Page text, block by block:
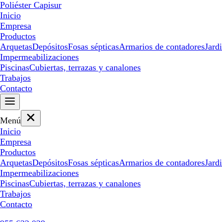
Poliéster Capisur
Inicio
Empresa
Productos
ArquetasDepósitosFosas sépticasArmarios de contadores
Impermeabilizaciones
PiscinasCubiertas, terrazas y canalones
Trabajos
Contacto
Menú
Inicio
Empresa
Productos
ArquetasDepósitosFosas sépticasArmarios de contadores
Impermeabilizaciones
PiscinasCubiertas, terrazas y canalones
Trabajos
Contacto